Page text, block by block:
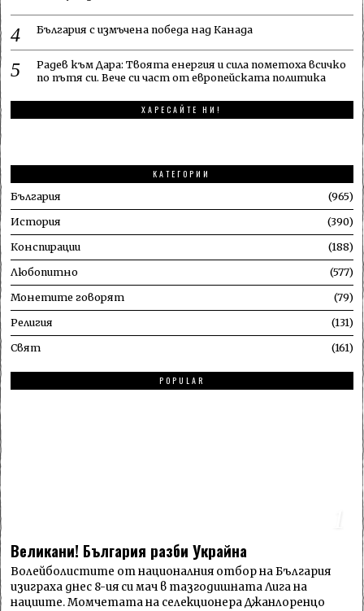
България с измъчена победа над Канада
Радев към Дара: Твоята енергия и сила пометоха всичко
по пътя си. Вече си част от европейската политика
ХАРЕСАЙТЕ НИ!
КАТЕГОРИИ
България
965
История 390
Конспирации 188
Любопитно 577
Монетите говорят 79
Религия 131
Свят 161
POPULAR
Великани! България разби Украйна
Волейболистите от националния отбор на България
изиграха днес 8-ия си мач в тазгодишната Лига на
нациите. Момчетата на селекционера Джанлоренцо